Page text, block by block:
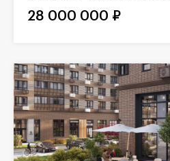
28 000 000 ₽